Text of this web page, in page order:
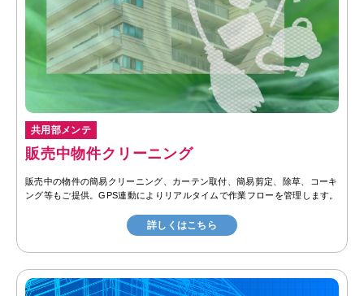
共用部メンテ
販売中物件クリーニング
販売中の物件の簡易クリーニング、カーテン取付、簡易剪定、除草、コーキ
ング等もご提供。GPS連動によりリアルタイムで作業フローを管理します。
詳しくはこちら